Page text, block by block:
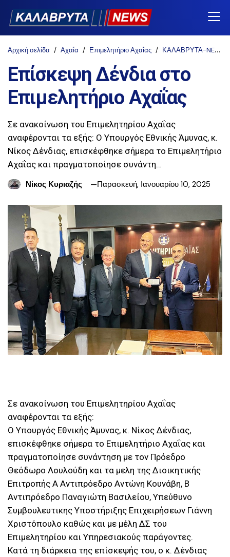
Αρχική σελίδα Αχαΐα Επιμελητήριο Αχαΐας ΚΑΛΑΒΡΥΤΑ-NEWS
Επίσκεψη Δένδια στο
Επιμελητήριο Αχαΐας
Σε ανακοίνωση του Επιμελητηρίου Αχαΐας
αναφέρονται τα εξής: Ο Υπουργός Εθνικής Άμυνας, κ.
Νίκος Δένδιας, επισκέφθηκε σήμερα το Επιμελητήριο
Αχαΐας και πραγματοποίησε συνάντη…
Νίκος Κυριαζής
Παρασκευή, Ιανουαρίου 10, 2025
Σε ανακοίνωση του Επιμελητηρίου Αχαΐας
αναφέρονται τα εξής:
Ο Υπουργός Εθνικής Άμυνας, κ. Νίκος Δένδιας,
επισκέφθηκε σήμερα το Επιμελητήριο Αχαΐας και
πραγματοποίησε συνάντηση με τον Πρόεδρο
Θεόδωρο Λουλούδη και τα μελη της Διοικητικής
Επιτροπής Α Αντιπρόεδρο Αντώνη Κουνάβη, Β
Αντιπρόεδρο Παναγιώτη Βασιλείου, Υπεύθυνο
Συμβουλευτικης Υποστήριξης Επιχειρήσεων Γιάννη
Χριστόπουλο καθώς και με μέλη ΔΣ του
Επιμελητηρίου και Υπηρεσιακούς παράγοντες.
Κατά τη διάρκεια της επίσκεψής του, ο κ. Δένδιας